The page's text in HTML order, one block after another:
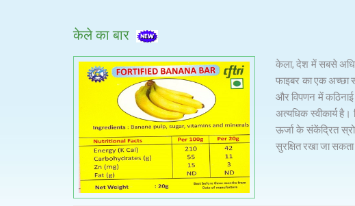
केले का बार
केला, देश में सबसे
फाइबर का एक अच्छा
और विपणन में
अत्यधिक स्वीकार्य
ऊर्जा के संकेंद्रित
सुरक्षित रखा जा